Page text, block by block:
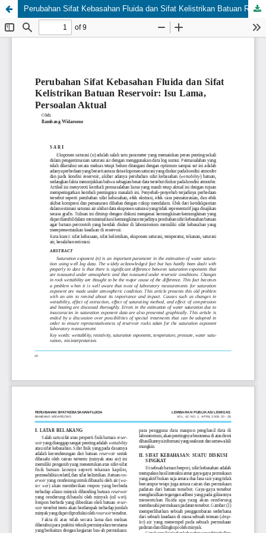
Perubahan Sifat Kebasahan Fluida dan Sifat Kelistrikan Batuan Reservoir: Isu Lama, Persoalan Aktual